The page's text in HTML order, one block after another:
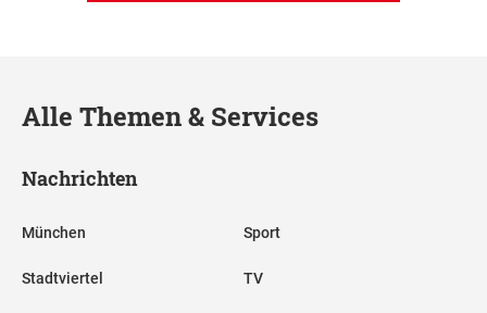
Alle Themen & Services
Nachrichten
München
Stadtviertel
Sport
TV